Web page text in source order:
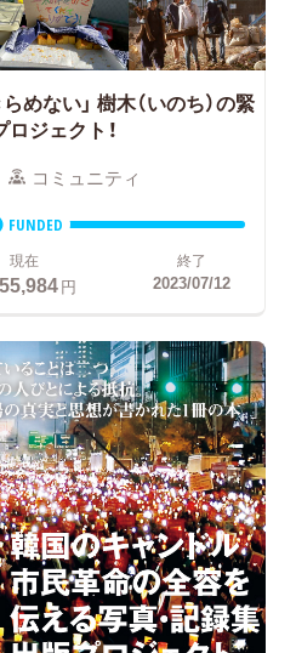
めない」 樹木（いのち）の緊
ジェクト！
コミュニティ
FUNDED
現在
円
終了
2023/07/12